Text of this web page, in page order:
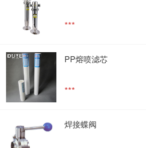
***
PP熔喷滤芯
***
焊接蝶阀